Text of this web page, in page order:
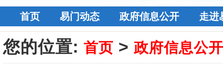
首页 易门动态 政府信息公开 走进
您的位置: 首页 > 政府信息公开